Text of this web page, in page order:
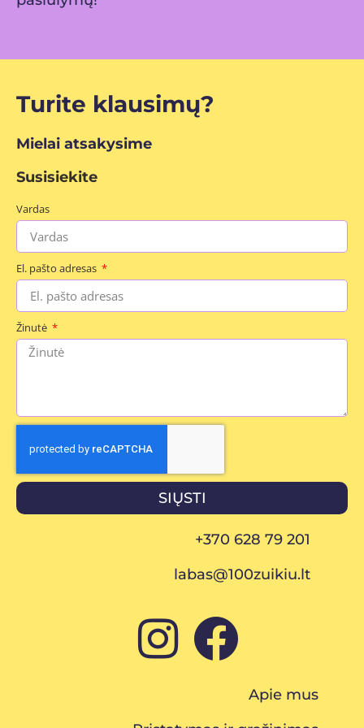
Turite klausimų?
Mielai atsakysime
Susisiekite
Vardas
El. pašto adresas
Žinutė
SIŲSTI
+370 628 79 201
labas@100zuikiu.lt
Apie mus